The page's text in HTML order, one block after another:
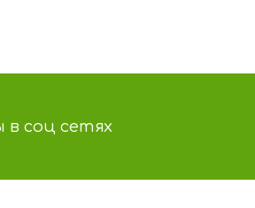
в соц сетях